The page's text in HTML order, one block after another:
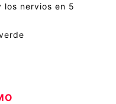
los nervios en 5